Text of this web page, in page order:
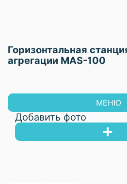
Горизонтальная
агрегации MAS-100
МЕНЮ
Добавить фото